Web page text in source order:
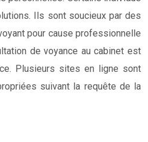
Ils sont soucieux par des
pour cause professionnelle
de voyance au cabinet est
Plusieurs sites en ligne sont
suivant la requête de la